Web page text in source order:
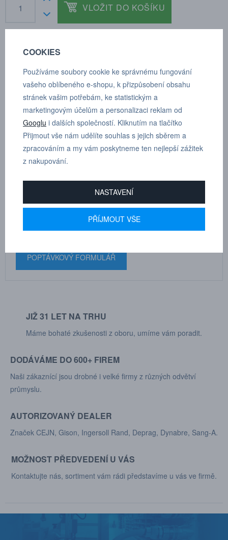
VLOŽIT DO KOŠÍKU
niklovaná mosaz
DRHOLEC
technické poradenství
+420 731 517 942
POPTÁVKOVÝ FORMULÁŘ
JIŽ 31 LET NA TRHU
Máme bohaté zkušenosti z oboru, umíme vám poradit.
DODÁVÁME DO 600+ FIREM
Naši zákaznící jsou drobné i velké firmy z různých odvětví
průmyslu.
AUTORIZOVANÝ DEALER
Značek CEJN, Gison, Ingersoll Rand, Deprag, Dynabre, Sang-A.
MOŽNOST PŘEDVEDENÍ U VÁS
Kontaktujte nás, sortiment vám rádi představíme u vás ve firmě.
COOKIES
Používáme soubory cookie ke správnému fungování
vašeho oblíbeného e-shopu, k přizpůsobení obsahu
stránek vašim potřebám, ke statistickým a
marketingovým účelům a personalizaci reklam od
Googlu i dalších společností. Kliknutím na tlačítko
Přijmout vše nám udělíte souhlas s jejich sběrem a
zpracováním a my vám poskytneme ten nejlepší zážitek
z nakupování.
NASTAVENÍ
PŘÍJMOUT VŠE